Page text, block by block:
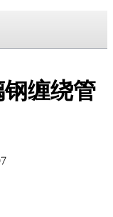
缠绕管